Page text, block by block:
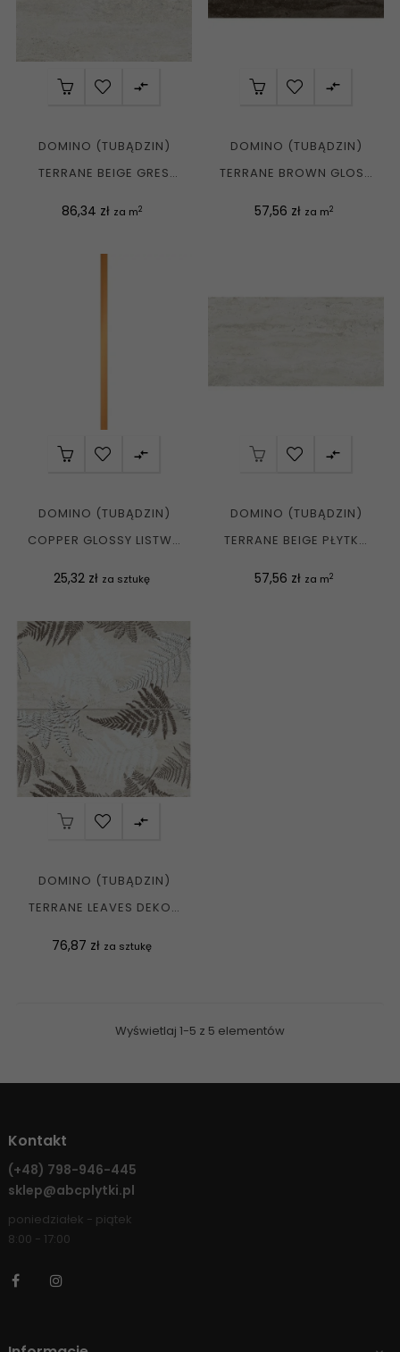

DOMINO (TUBĄDZIN)
TERRANE BEIGE GRES
Cena
86,34 zł za m2

DOMINO (TUBĄDZIN)
TERRANE BROWN GLOSS
Cena
57,56 zł za m2

DOMINO (TUBĄDZIN)
COPPER GLOSSY LISTWA
Cena
25,32 zł za sztukę

DOMINO (TUBĄDZIN)
TERRANE BEIGE PŁYTKA
Cena
57,56 zł za m2

DOMINO (TUBĄDZIN)
TERRANE LEAVES DEKOR
Cena
76,87 zł za sztukę
Wyświetlaj 1-5 z 5 elementów
Kontakt
(+48) 798-946-445
sklep@abcplytki.pl
poniedziałek - piątek
8:00 - 17:00
Facebook